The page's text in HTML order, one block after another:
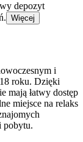
depozyt
Więcej
i
roku. Dzięki
mają łatwy dostęp
miejsce na relaks
pobytu.